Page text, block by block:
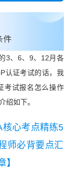
3、6、9、12月各
认证考试的话，我
考试报名怎么操作
绍如下。
核心考点精练5
师必背要点汇
】